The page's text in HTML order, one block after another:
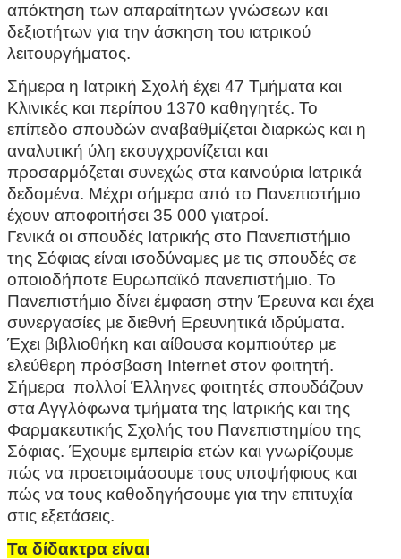
απόκτηση των απαραίτητων γνώσεων και
δεξιοτήτων για την άσκηση του ιατρικού
λειτουργήματος.
Σήμερα η Ιατρική Σχολή έχει 47 Τμήματα και
Κλινικές και περίπου 1370 καθηγητές. Το
επίπεδο σπουδών αναβαθμίζεται διαρκώς και η
αναλυτική ύλη εκσυγχρονίζεται και
προσαρμόζεται συνεχώς στα καινούρια Ιατρικά
δεδομένα. Μέχρι σήμερα από το Πανεπιστήμιο
έχουν αποφοιτήσει 35 000 γιατροί.
Γενικά οι σπουδές Ιατρικής στο Πανεπιστήμιο
της Σόφιας είναι ισοδύναμες με τις σπουδές σε
οποιοδήποτε Ευρωπαϊκό πανεπιστήμιο. Το
Πανεπιστήμιο δίνει έμφαση στην Έρευνα και έχει
συνεργασίες με διεθνή Ερευνητικά ιδρύματα.
Έχει βιβλιοθήκη και αίθουσα κομπιούτερ με
ελεύθερη πρόσβαση Internet στον φοιτητή.
Σήμερα πολλοί Έλληνες φοιτητές σπουδάζουν
στα Αγγλόφωνα τμήματα της Ιατρικής και της
Φαρμακευτικής Σχολής του Πανεπιστημίου της
Σόφιας. Έχουμε εμπειρία ετών και γνωρίζουμε
πώς να προετοιμάσουμε τους υποψήφιους και
πώς να τους καθοδηγήσουμε για την επιτυχία
στις εξετάσεις.
Τα δίδακτρα είναι